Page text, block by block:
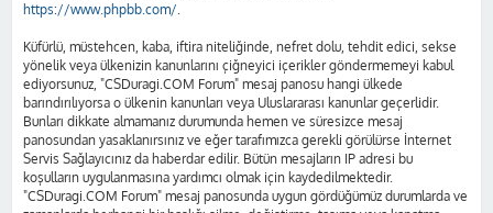
https://www.phpbb.com/.
Küfürlü, müstehcen, kaba, iftira niteliğinde, nefret dolu, tehdit edici, sekse
yönelik veya ülkenizin kanunlarını çiğneyici içerikler göndermemeyi kabul
ediyorsunuz, "CSDuragi.COM Forum" mesaj panosu hangi ülkede
barındırılıyorsa o ülkenin kanunları veya Uluslararası kanunlar geçerlidir.
Bunları dikkate almamanız durumunda hemen ve süresizce mesaj
panosundan yasaklanırsınız ve eğer tarafımızca gerekli görülürse İnternet
Servis Sağlayıcınız da haberdar edilir. Bütün mesajların IP adresi bu
koşulların uygulanmasına yardımcı olmak için kaydedilmektedir.
"CSDuragi.COM Forum" mesaj panosunda uygun gördüğümüz durumlarda ve